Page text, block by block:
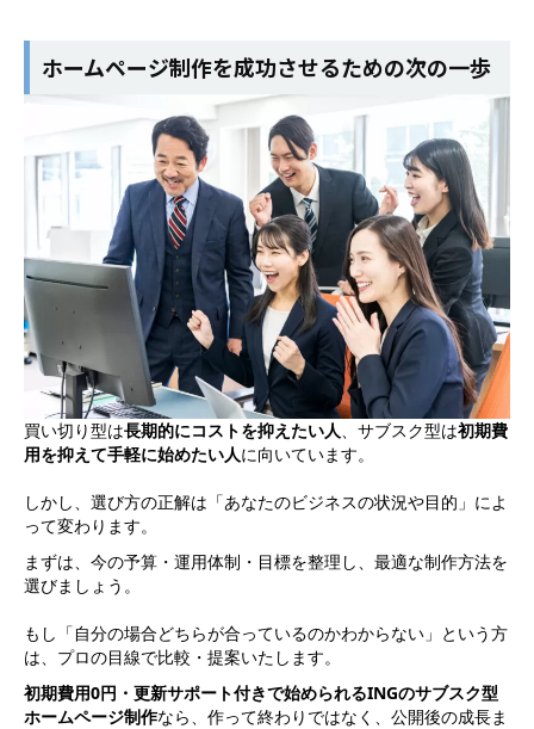
ホームページ制作を成功させるための次の一歩
買い切り型は長期的にコストを抑えたい人 、サブスク型は初期費
用を抑えて手軽に始めたい人に向いています。
しかし、選び方の正解は「あなたのビジネスの状況や目的」によ
って変わります。
まずは、今の予算・運用体制・目標を整理し、最適な制作方法を
選びましょう。
もし「自分の場合どちらが合っているのかわからない」という方
は、プロの目線で比較・提案いたします。
初期費用0円・更新サポート付きで始められるINGのサブスク型
ホームページ制作なら、 作って終わりではなく、公開後の成長ま